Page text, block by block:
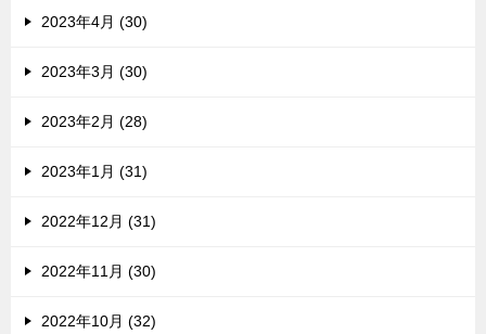
2023年4月 (30)
2023年3月 (30)
2023年2月 (28)
2023年1月 (31)
2022年12月 (31)
2022年11月 (30)
2022年10月 (32)